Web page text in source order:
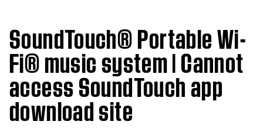
SoundTouch® Portable Wi-
Fi® music system | Cannot
access SoundTouch app
download site